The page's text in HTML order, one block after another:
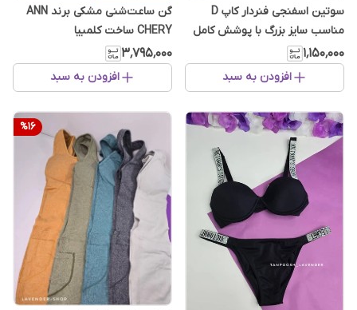
سوتین اسفنجی فنردار کاپ D
مناسب سایز بزرگ با پوشش کامل
پهلو و پشت
۱٬۱۵۰٬۰۰۰
افزودن به سبد
گن ساعت‌شنی مشکی برند ANN
CHERY ساخت کلمبیا
۳٬۷۹۵٬۰۰۰
افزودن به سبد
%16